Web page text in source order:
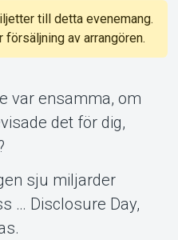
till detta evenemang.
av arrangören.
var ensamma, om
det för dig,
sju miljarder
… Disclosure Day,